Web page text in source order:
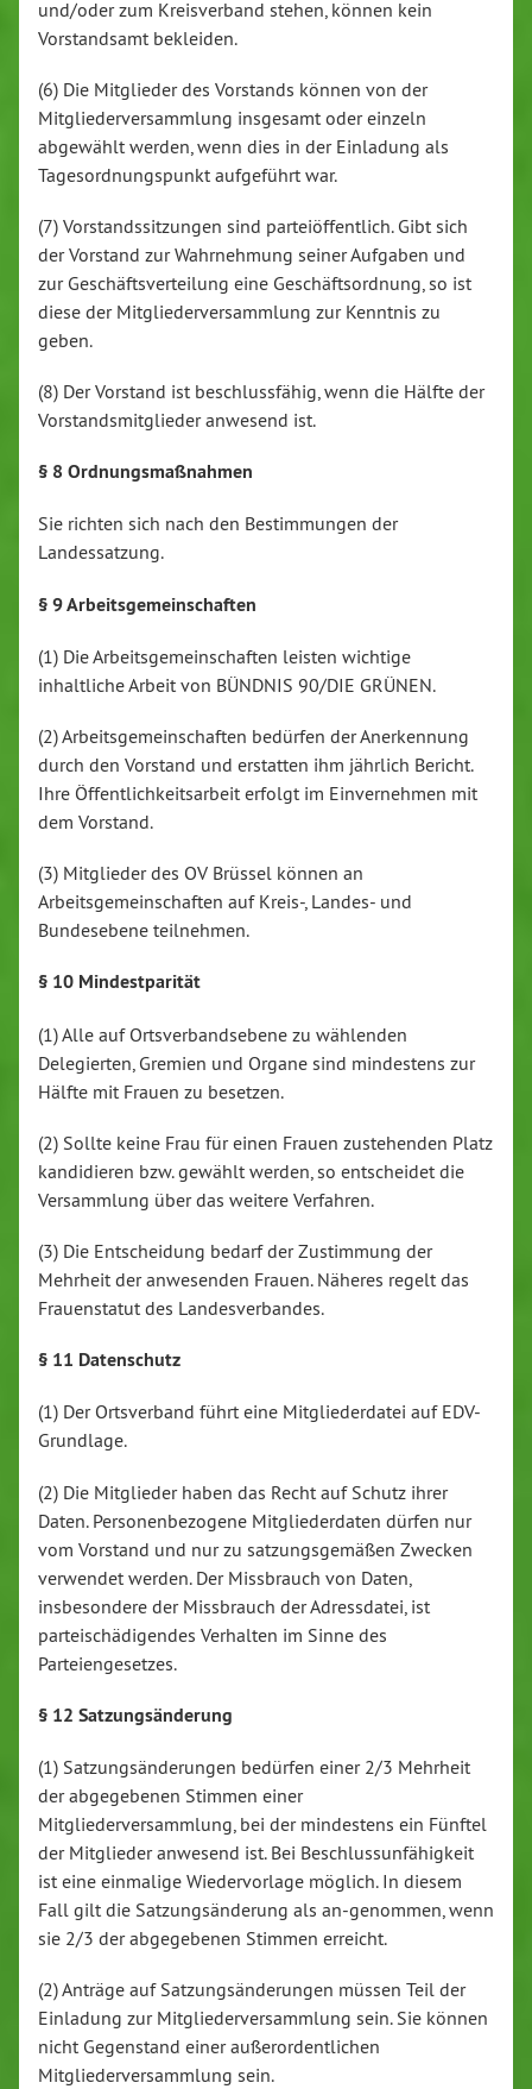
und/oder zum Kreisverband stehen, können kein
Vorstandsamt bekleiden.
(6) Die Mitglieder des Vorstands können von der
Mitgliederversammlung insgesamt oder einzeln
abgewählt werden, wenn dies in der Einladung als
Tagesordnungspunkt aufgeführt war.
(7) Vorstandssitzungen sind parteiöffentlich. Gibt sich
der Vorstand zur Wahrnehmung seiner Aufgaben und
zur Geschäftsverteilung eine Geschäftsordnung, so ist
diese der Mitgliederversammlung zur Kenntnis zu
geben.
(8) Der Vorstand ist beschlussfähig, wenn die Hälfte der
Vorstandsmitglieder anwesend ist.
§ 8 Ordnungsmaßnahmen
Sie richten sich nach den Bestimmungen der
Landessatzung.
§ 9 Arbeitsgemeinschaften
(1) Die Arbeitsgemeinschaften leisten wichtige
inhaltliche Arbeit von BÜNDNIS 90/DIE GRÜNEN.
(2) Arbeitsgemeinschaften bedürfen der Anerkennung
durch den Vorstand und erstatten ihm jährlich Bericht.
Ihre Öffentlichkeitsarbeit erfolgt im Einvernehmen mit
dem Vorstand.
(3) Mitglieder des OV Brüssel können an
Arbeitsgemeinschaften auf Kreis-, Landes- und
Bundesebene teilnehmen.
§ 10 Mindestparität
(1) Alle auf Ortsverbandsebene zu wählenden
Delegierten, Gremien und Organe sind mindestens zur
Hälfte mit Frauen zu besetzen.
(2) Sollte keine Frau für einen Frauen zustehenden Platz
kandidieren bzw. gewählt werden, so entscheidet die
Versammlung über das weitere Verfahren.
(3) Die Entscheidung bedarf der Zustimmung der
Mehrheit der anwesenden Frauen. Näheres regelt das
Frauenstatut des Landesverbandes.
§ 11 Datenschutz
(1) Der Ortsverband führt eine Mitgliederdatei auf EDV-
Grundlage.
(2) Die Mitglieder haben das Recht auf Schutz ihrer
Daten. Personenbezogene Mitgliederdaten dürfen nur
vom Vorstand und nur zu satzungsgemäßen Zwecken
verwendet werden. Der Missbrauch von Daten,
insbesondere der Missbrauch der Adressdatei, ist
parteischädigendes Verhalten im Sinne des
Parteiengesetzes.
§ 12 Satzungsänderung
(1) Satzungsänderungen bedürfen einer 2/3 Mehrheit
der abgegebenen Stimmen einer
Mitgliederversammlung, bei der mindestens ein Fünftel
der Mitglieder anwesend ist. Bei Beschlussunfähigkeit
ist eine einmalige Wiedervorlage möglich. In diesem
Fall gilt die Satzungsänderung als an-genommen, wenn
sie 2/3 der abgegebenen Stimmen erreicht.
(2) Anträge auf Satzungsänderungen müssen Teil der
Einladung zur Mitgliederversammlung sein. Sie können
nicht Gegenstand einer außerordentlichen
Mitgliederversammlung sein.